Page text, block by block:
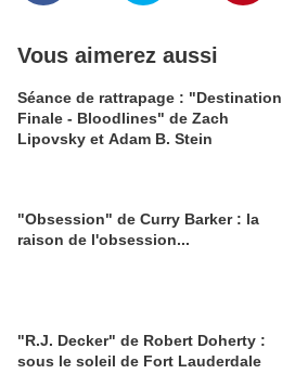
Vous aimerez aussi
Séance de rattrapage : "Destination
Finale - Bloodlines" de Zach
Lipovsky et Adam B. Stein
"Obsession" de Curry Barker : la
raison de l'obsession...
"R.J. Decker" de Robert Doherty :
sous le soleil de Fort Lauderdale